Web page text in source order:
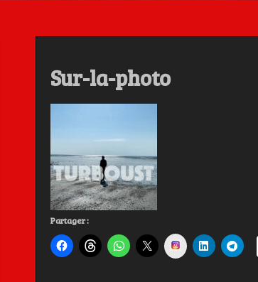
Sur-la-photo
Partager :
Instagram